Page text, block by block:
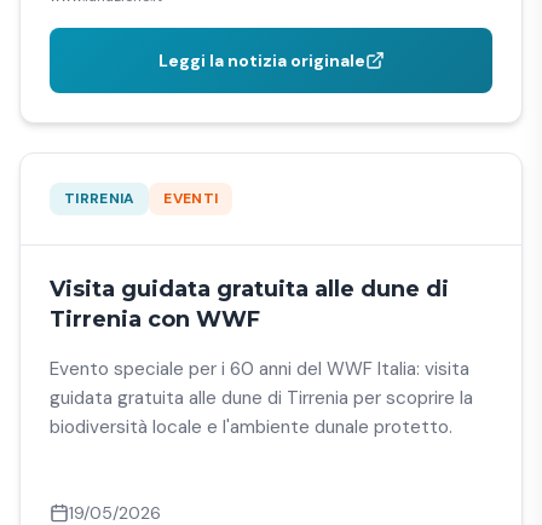
Leggi la notizia originale
TIRRENIA EVENTI
Visita guidata gratuita alle dune di
Tirrenia con WWF
Evento speciale per i 60 anni del WWF Italia: visita
guidata gratuita alle dune di Tirrenia per scoprire la
biodiversità locale e l'ambiente dunale protetto.
19/05/2026